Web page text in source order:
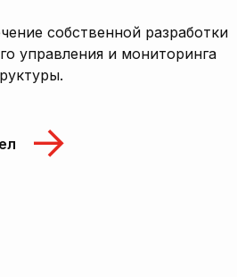
собственной разработки
управления и мониторинга